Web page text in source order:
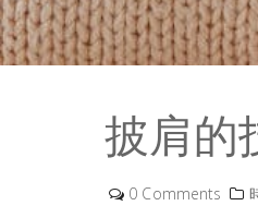
披肩的
0 Comments